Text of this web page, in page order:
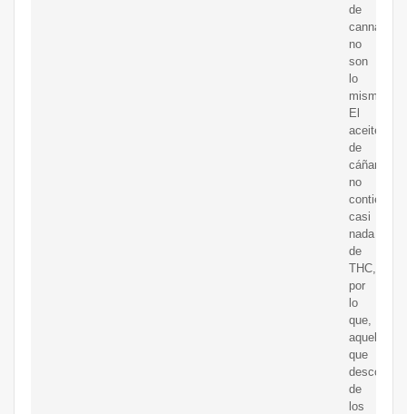
de
cannabis
no
son
lo
mismo.
El
aceite
de
cáñamo
no
contiene
casi
nada
de
THC,
por
lo
que,
aquellos
que
desconfían
de
los